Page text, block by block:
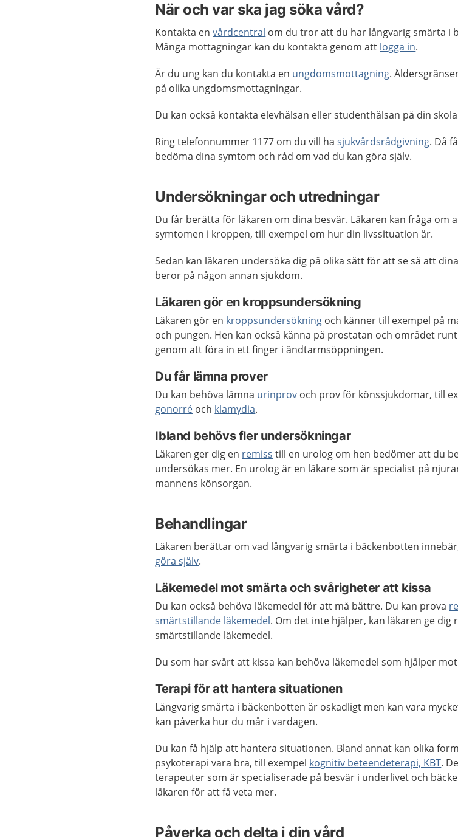
När och var ska jag söka vård?
Kontakta envårdcentral om du tror att du har långvarig smärta i
Många mottagningar kan du kontakta genom att logga in.
Är du ung kan du kontakta en ungdomsmottagning.
på olika ungdomsmottagningar.
Du kan också kontakta elevhälsan eller studenthälsan på din
Ring telefonnummer 1177 om du vill hasjukvårdsrådgivning. Då
bedöma dina symtom och råd om vad du kan göra själv.
Undersökningar och utredningar
Du får berätta för läkaren om dina besvär. Läkaren kan fråga om
symtomen i kroppen, till exempel om hur din livssituation är.
Sedan kan läkaren undersöka dig på olika sätt för att se så att
beror på någon annan sjukdom.
Läkaren gör en kroppsundersökning
Läkaren gör en kroppsundersökning och känner till exempel på
och pungen. Hen kan också känna på prostatan och området
genom att föra in ett finger i ändtarmsöppningen.
Du får lämna prover
Du kan behöva lämna urinprov och prov för könssjukdomar, till
gonorré och klamydia.
Ibland behövs fler undersökningar
Läkaren ger dig en remiss till en urolog om hen bedömer att du
undersökas mer. En urolog är en läkare som är specialist på
mannens könsorgan.
Behandlingar
Läkaren berättar om vad långvarig smärta i bäckenbotten
göra själv.
Läkemedel mot smärta och svårigheter att kissa
Du kan också behöva läkemedel för att må bättre. Du kan prova
smärtstillande läkemedel. Om det inte hjälper, kan läkaren ge dig
smärtstillande läkemedel.
Du som har svårt att kissa kan behöva läkemedel som hjälper
Terapi för att hantera situationen
Långvarig smärta i bäckenbotten är oskadligt men kan vara
kan påverka hur du mår i vardagen.
Du kan få hjälp att hantera situationen. Bland annat kan olika
psykoterapi vara bra, till exempel kognitiv beteendeterapi, KBT.
terapeuter som är specialiserade på besvär i underlivet och
läkaren för att få veta mer.
Påverka och delta i din vård